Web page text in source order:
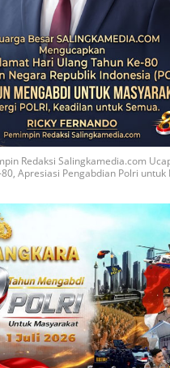
Redaksi Salingkamedia.com
Apresiasi Pengabdian Polri